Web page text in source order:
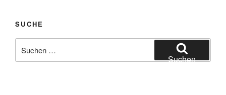
SUCHE
nach:
Suchen